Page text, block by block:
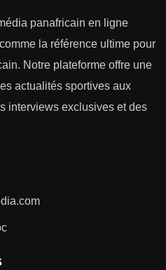
panafricain en ligne
la référence ultime pour
Notre plateforme offre une
actualités sportives aux
interviews exclusives et des